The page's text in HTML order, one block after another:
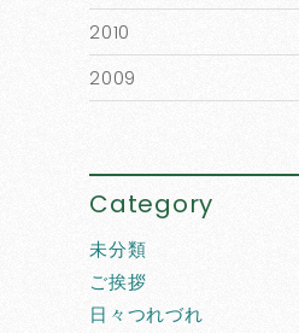
2010
2009
Category
未分類
ご挨拶
日々つれづれ